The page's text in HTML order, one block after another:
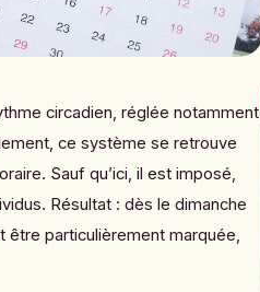
circadien, réglée notamment
ce système se retrouve
Sauf qu’ici, il est imposé,
Résultat : dès le dimanche
être particulièrement marquée,